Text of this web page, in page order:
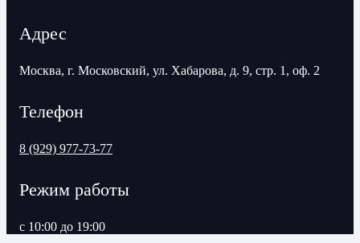
Адрес
Москва, г. Московский, ул. Хабарова, д. 9, стр. 1, оф. 2
Телефон
8 (929) 977-73-77
Режим работы
с 10:00 до 19:00